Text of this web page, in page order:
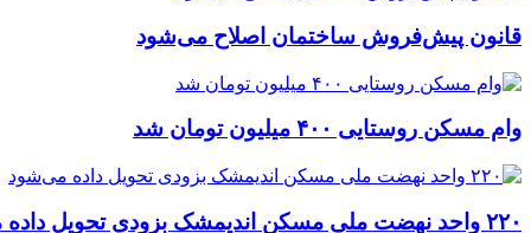
قانون پیش‌فروش ساختمان اصلاح می‌شود
وام مسکن روستایی ۴۰۰ میلیون تومان شد
۲۲۰ واحد نهضت ملی مسکن اندیمشک بزودی تحویل داده می‌شود